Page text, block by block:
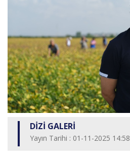
DİZİ GALERİ
Yayın Tarihi : 01-11-2025 14:58